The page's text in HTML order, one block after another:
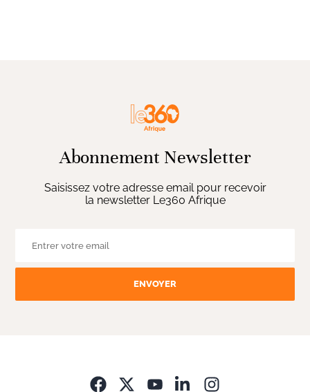
Abonnement Newsletter
Saisissez votre adresse email pour recevoir
la newsletter Le360 Afrique
ENVOYER